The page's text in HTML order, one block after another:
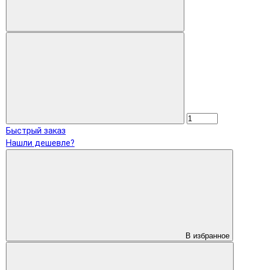
Быстрый заказ
Нашли дешевле?
В избранное